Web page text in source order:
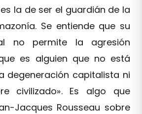
la de ser el guardián de la
Se entiende que su
no permite la agresión
es alguien que no está
degeneración capitalista ni
civilizado». Es algo que
Jacques Rousseau sobre